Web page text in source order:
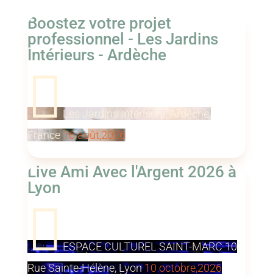
Boostez votre projet
professionnel - Les Jardins
Intérieurs - Ardèche
Les Jardins Intérieurs, Ardèche,
France 16août,2026
Live Ami Avec l'Argent 2026 à
Lyon
ESPACE CULTUREL SAINT-MARC 10
Rue Sainte-Hélène, Lyon10 octobre,2026